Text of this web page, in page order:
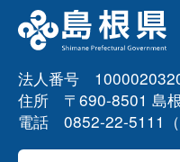
法人番号
住所 〒690-8501 島
電話 0852-22-5111（